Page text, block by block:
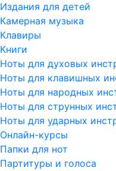
Издания для детей
Камерная музыка
Клавиры
Книги
Ноты для духовых
Ноты для клавишных
Ноты для народных
Ноты для струнных
Ноты для ударных
Онлайн-курсы
Папки для нот
Партитуры и голоса